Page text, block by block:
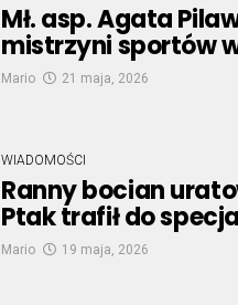
Mł. asp. Agata
mistrzyni sportów
Mario 21 maja, 2026
WIADOMOŚCI
Ranny bocian
Ptak trafił do
Mario 19 maja, 2026